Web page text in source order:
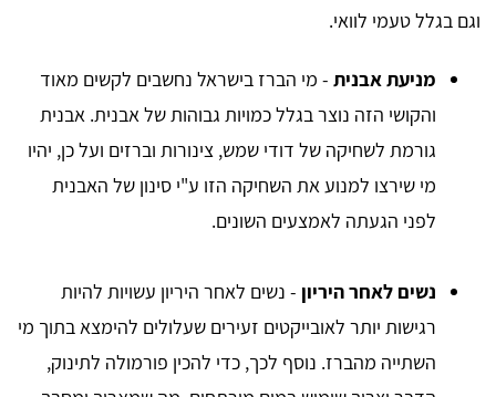
וגם בגלל טעמי לוואי.
מניעת אבנית - מי הברז בישראל נחשבים לקשים מאוד
והקושי הזה נוצר בגלל כמויות גבוהות של אבנית. אבנית
גורמת לשחיקה של דודי שמש, צינורות וברזים ועל כן, יהיו
מי שירצו למנוע את השחיקה הזו ע"י סינון של האבנית
לפני הגעתה לאמצעים השונים.
נשים לאחר היריון - נשים לאחר היריון עשויות להיות
רגישות יותר לאובייקטים זעירים שעלולים להימצא בתוך מי
השתייה מהברז. נוסף לכך, כדי להכין פורמולה לתינוק,